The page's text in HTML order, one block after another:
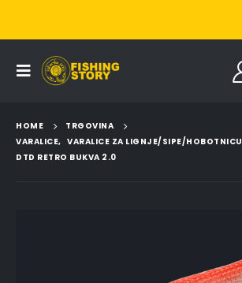
HOME
TRGOVINA
VARALICE, VARALICE ZA LIGNJE/SIPE/HOBOTNICU
DTD RETRO BUKVA 2.0